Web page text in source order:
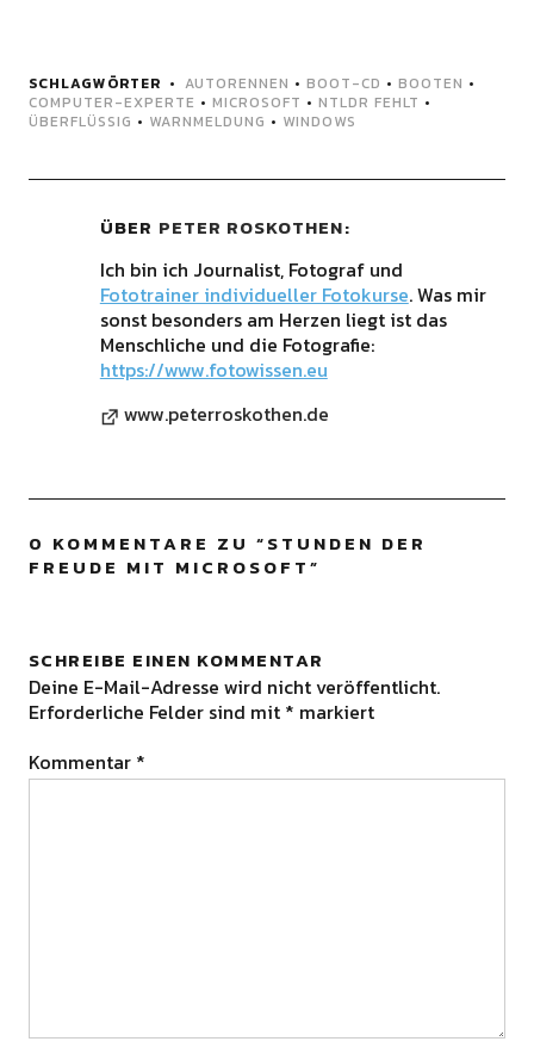
SCHLAGWÖRTER AUTORENNEN • BOOT-CD • BOOTEN •
COMPUTER-EXPERTE • MICROSOFT • NTLDR FEHLT •
ÜBERFLÜSSIG • WARNMELDUNG • WINDOWS
ÜBER PETER ROSKOTHEN
Ich bin ich Journalist, Fotograf und
Fototrainer individueller Fotokurse. Was mir
sonst besonders am Herzen liegt ist das
Menschliche und die Fotografie:
https://www.fotowissen.eu
www.peterroskothen.de
0 KOMMENTARE ZU “STUNDEN DER
FREUDE MIT MICROSOFT”
SCHREIBE EINEN KOMMENTAR
Deine E-Mail-Adresse wird nicht veröffentlicht.
Erforderliche Felder sind mit * markiert
Kommentar *